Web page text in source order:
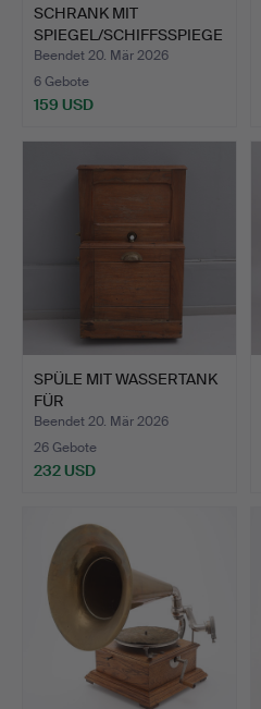
SCHRANK MIT
SPIEGEL/SCHIFFSSPIEGE
LSCHRANK,…
Beendet 20. Mär 2026
6 Gebote
159 USD
SPÜLE MIT WASSERTANK
FÜR
MARINE/SCHIFFSWAS…
Beendet 20. Mär 2026
26 Gebote
232 USD